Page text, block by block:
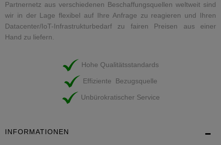
Partnernetz aus verschiedenen Beschaffungsquellen weltweit sind
wir in der Lage flexibel auf Ihre Anfrage zu reagieren und Ihren
Datacenter/IoT-Infrastrukturbedarf zu fairen Preisen aus einer
Hand zu liefern.
Hohe Qualitätsstandards
Effiziente Bezugsquelle
Unbürokratischer Service
INFORMATIONEN